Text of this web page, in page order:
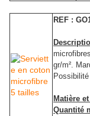
REF :
gr/m².
Matière
Quantité